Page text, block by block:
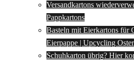
Versandkartons
Pappkartons
Basteln mit Eierkartons für
Eierpappe | Upcycling
Schuhkarton übrig? Hier